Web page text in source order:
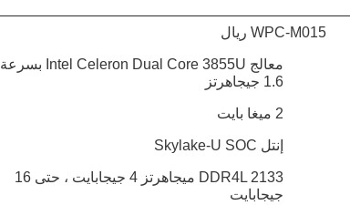
WPC-M015 ريال
معالج Intel Celeron Dual Core 3855U بسرعة
1.6 جيجاهرتز
2 ميغا بايت
إنتل Skylake-U SOC
DDR4L 2133 ميجاهرتز 4 جيجابايت ، حتى 16
جيجابايت